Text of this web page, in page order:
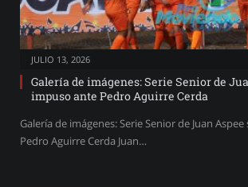
JULIO 13, 2026
Galería de imágenes: Serie Senior de
impuso ante Pedro Aguirre Cerda
Galería de imágenes: Serie Senior de Juan
Pedro Aguirre Cerda Juan…